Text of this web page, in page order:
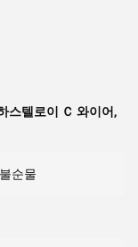
스텔로이 Ｃ 와이어,
순물